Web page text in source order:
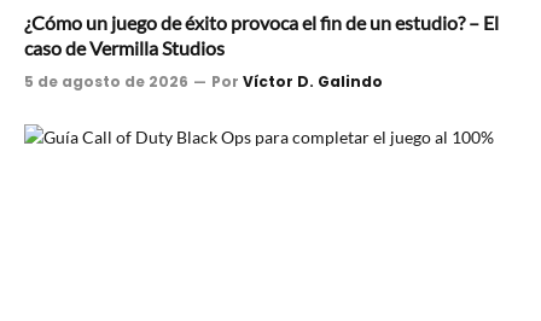
¿Cómo un juego de éxito provoca el fin de un estudio? – El
caso de Vermilla Studios
5 de agosto de 2026 Por Víctor D. Galindo